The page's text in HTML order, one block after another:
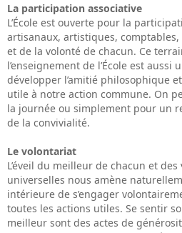
La participation associative
L’École est ouverte pour la
artisanaux, artistiques,
et de la volonté de chacun. Ce
l’enseignement de l’École est aussi
développer l’amitié philosophique
utile à notre action commune. On
la journée ou simplement pour un
de la convivialité.
Le volontariat
L’éveil du meilleur de chacun et
universelles nous amène
intérieure de s’engager
toutes les actions utiles. Se sentir
meilleur sont des actes de